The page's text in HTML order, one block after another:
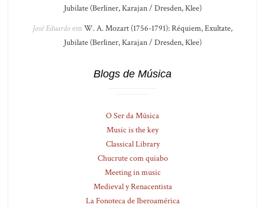
Jubilate (Berliner, Karajan / Dresden, Klee)
José Eduardoem W. A. Mozart (1756-1791): Réquiem, Exultate,
Jubilate (Berliner, Karajan / Dresden, Klee)
Blogs de Música
O Ser da Música
Music is the key
Classical Library
Chucrute com quiabo
Meeting in music
Medieval y Renacentista
La Fonoteca de Iberoamérica